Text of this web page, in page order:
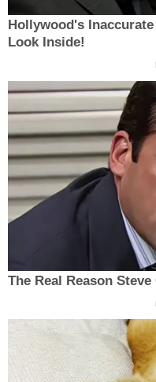
Hollywood's
Look Inside!
The Real Reason